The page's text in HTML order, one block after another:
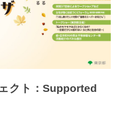
クト：Supported